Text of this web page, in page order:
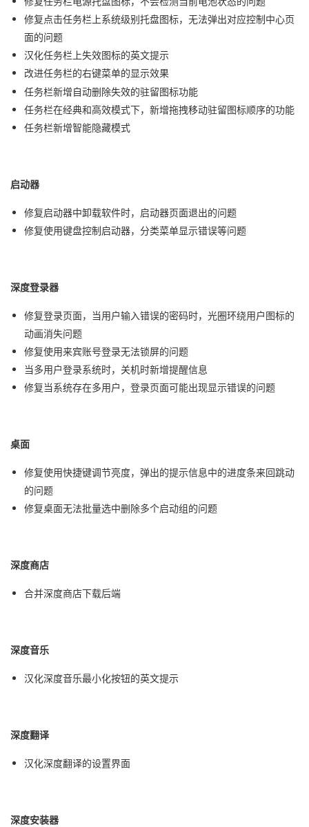
修复点击任务栏上系统级别托盘图标，无法弹出对应控制中心页
面的问题
汉化任务栏上失效图标的英文提示
改进任务栏的右键菜单的显示效果
任务栏新增自动删除失效的驻留图标功能
任务栏在经典和高效模式下， 新增拖拽移动驻留图标顺序的功能
任务栏新增智能隐藏模式
启动器
修复启动器中卸载软件时，启动器页面退出的问题
修复使用键盘控制启动器，分类菜单显示错误等问题
深度登录器
修复登录页面，当用户输入错误的密码时，光圈环绕用户图标的
动画消失问题
修复使用来宾账号登录无法锁屏的问题
当多用户登录系统时，关机时新增提醒信息
修复当系统存在多用户，登录页面可能出现显示错误的问题
桌面
修复使用快捷键调节亮度，弹出的提示信息中的进度条来回跳动
的问题
修复桌面无法批量选中删除多个启动组的问题
深度商店
合并深度商店下载后端
深度音乐
汉化深度音乐最小化按钮的英文提示
深度翻译
汉化深度翻译的设置界面
深度安装器